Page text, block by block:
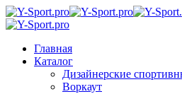
Главная
Каталог
Дизайнерские
Воркаут